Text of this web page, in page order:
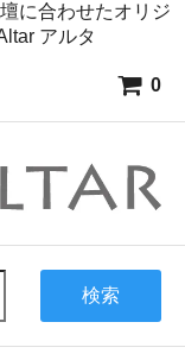
に合わせたオリジ
アルタ
0
検索